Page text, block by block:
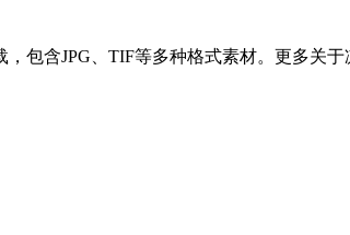
包含JPG、TIF等多种格式素材。更多关于